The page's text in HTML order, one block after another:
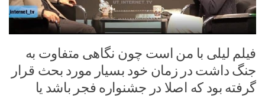
فیلم لیلی با من است چون نگاهی متفاوت به
جنگ داشت در زمان خود بسیار مورد بحث قرار
گرفته بود که اصلا در جشنواره فجر باشد یا